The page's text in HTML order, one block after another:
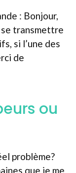
: Bonjour,
se transmettre
si l’une des
de
ou
problème?
que je me